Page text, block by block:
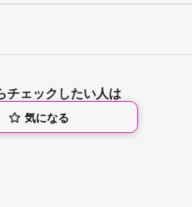
チェックしたい人は
気になる